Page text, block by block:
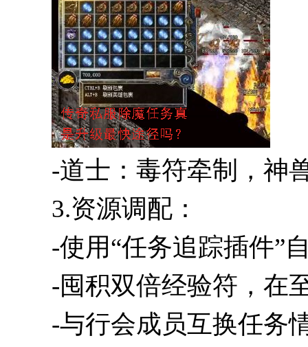
-道士：毒符牵制，神
3.资源调配：
-使用“任务追踪插件”
-囤积双倍经验符，在
-与行会成员互换任务